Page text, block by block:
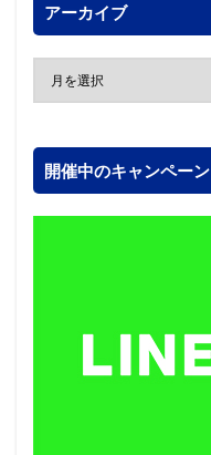
アーカイブ
開催中のキャンペーン